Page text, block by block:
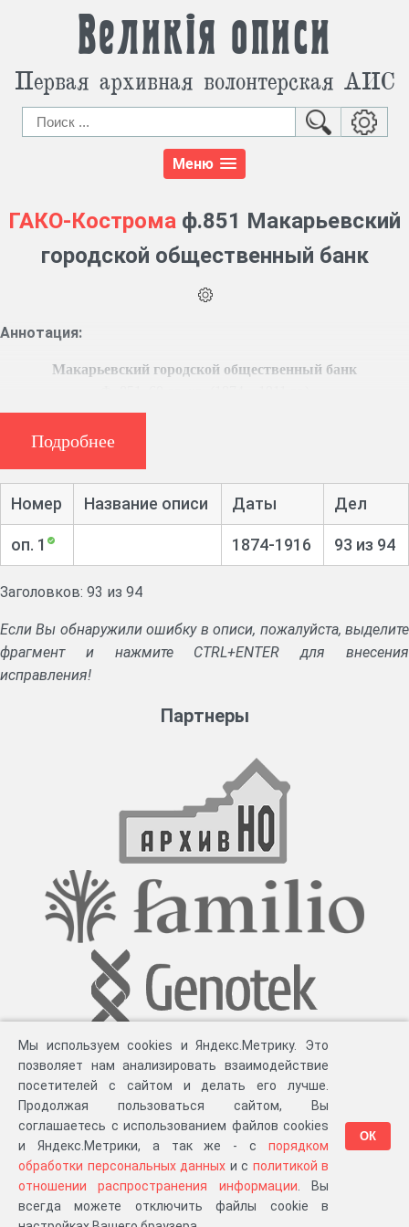
Великія описи
Первая архивная волонтерская АИС
Меню
ГАКО-Кострома ф.851 Макарьевский
городской общественный банк
Аннотация:
Макарьевский городской общественный банк
Циркуляры Министерства финансов.
Журналы заседаний и постановления банка. Балансы
Подробнее
Номер Название описи Даты Дел
оп. 1 1874-1916 93 из 94
Заголовков: 93 из 94
Если Вы обнаружили ошибку в описи, пожалуйста, выделите
фрагмент и нажмите CTRL+ENTER для внесения
исправления!
Партнеры
Разработка компании «Великіе предки», 2023-2026 гг. Блог.Суть проекта
Персональные данные.Распространение информации . ЧаВО. Сборка 111.35
Мы используем cookies и Яндекс.Метрику. Это
позволяет нам анализировать взаимодействие
посетителей с сайтом и делать его лучше.
Продолжая пользоваться сайтом, Вы
соглашаетесь с использованием файлов cookies
и Яндекс.Метрики, а так же - с порядком
обработки персональных данных и с политикой в
отношении распространения информации . Вы
всегда можете отключить файлы cookie в
ОК
в «Мои документы»